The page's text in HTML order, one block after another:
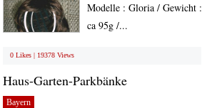
Modelle : Gloria / Gewicht :
ca 95g /...
0 Likes | 19378 Views
Haus-Garten-Parkbänke
Bayern